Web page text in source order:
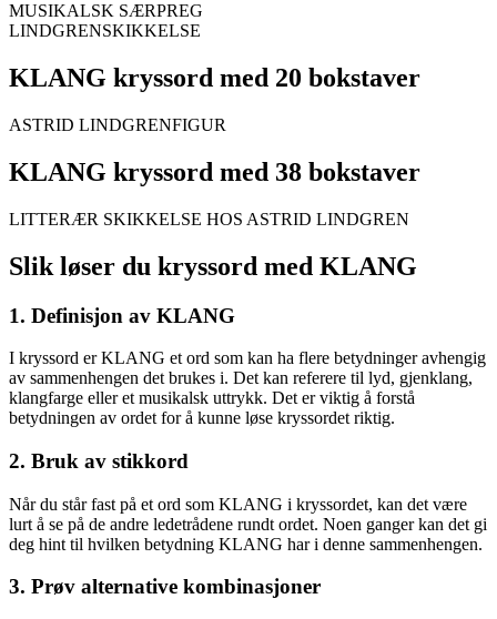
MUSIKALSK SÆRPREG
LINDGRENSKIKKELSE
KLANG kryssord med 20 bokstaver
ASTRID LINDGRENFIGUR
KLANG kryssord med 38 bokstaver
LITTERÆR SKIKKELSE HOS ASTRID LINDGREN
Slik løser du kryssord med KLANG
1. Definisjon av KLANG
I kryssord er KLANG et ord som kan ha flere betydninger avhengig
av sammenhengen det brukes i. Det kan referere til lyd, gjenklang,
klangfarge eller et musikalsk uttrykk. Det er viktig å forstå
betydningen av ordet for å kunne løse kryssordet riktig.
2. Bruk av stikkord
Når du står fast på et ord som KLANG i kryssordet, kan det være
lurt å se på de andre ledetrådene rundt ordet. Noen ganger kan det gi
deg hint til hvilken betydning KLANG har i denne sammenhengen.
3. Prøv alternative kombinasjoner